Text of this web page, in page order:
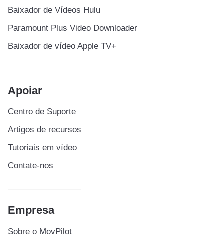
Baixador de Vídeos Hulu
Paramount Plus Video Downloader
Baixador de vídeo Apple TV+
Apoiar
Centro de Suporte
Artigos de recursos
Tutoriais em vídeo
Contate-nos
Empresa
Sobre o MovPilot